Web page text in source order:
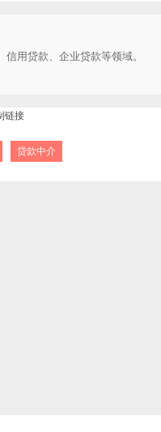
用贷款、企业贷款等领域。
链接
贷款中介